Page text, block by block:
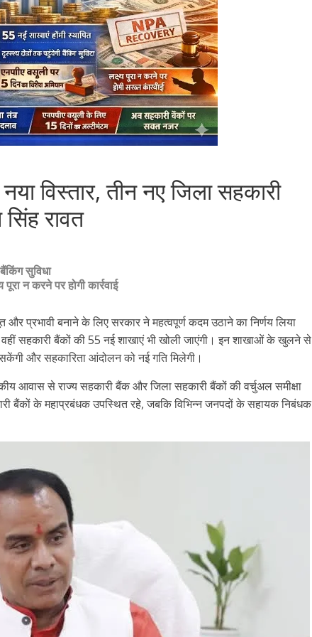
विस्तार, तीन नए जिला सहकारी
रावत
सुविधा
न करने पर होगी कार्रवाई
प्रभावी बनाने के लिए सरकार ने महत्वपूर्ण कदम उठाने का निर्णय लिया
सहकारी बैंकों की 55 नई शाखाएं भी खोली जाएंगी। इन शाखाओं के खुलने से
और सहकारिता आंदोलन को नई गति मिलेगी।
आवास से राज्य सहकारी बैंक और जिला सहकारी बैंकों की वर्चुअल समीक्षा
बैंकों के महाप्रबंधक उपस्थित रहे, जबकि विभिन्न जनपदों के सहायक निबंधक